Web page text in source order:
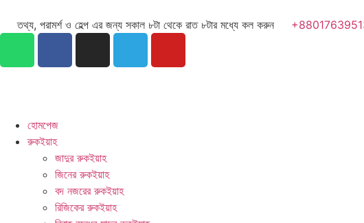
তথ্য, পরামর্শ ও হেল্প এর জন্য সকাল ৮টা থেকে রাত ৮টার মধ্যে কল করুন
হোমপেজ
রুকইয়াহ
জাদুর রুকইয়াহ
জিনের রুকইয়াহ
বদ নজরের রুকইয়াহ
রিজিকের রুকইয়াহ